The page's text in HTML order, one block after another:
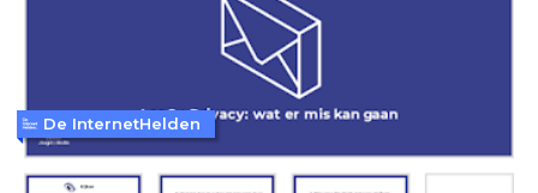
De InternetHelden